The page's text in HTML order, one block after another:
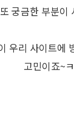
궁금한 부분이
우리 사이트에
고민이죠~